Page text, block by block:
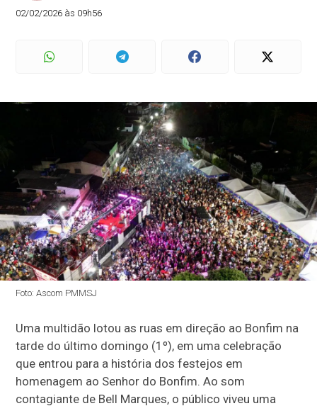
02/02/2026 às 09h56
Foto: Ascom PMMSJ
Uma multidão lotou as ruas em direção ao Bonfim na
tarde do último domingo (1º), em uma celebração
que entrou para a história dos festejos em
homenagem ao Senhor do Bonfim. Ao som
contagiante de Bell Marques, o público viveu uma